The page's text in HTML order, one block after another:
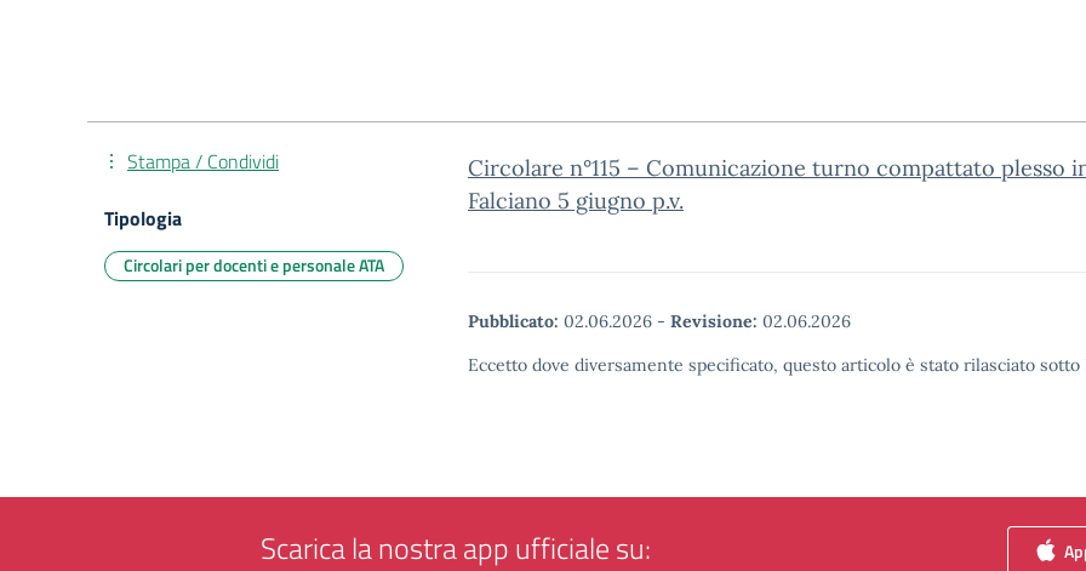
Circolare n°115 – Comunicazione turno compattato plesso
Falciano 5 giugno p.v.
Pubblicato: 02.06.2026 - Revisione: 02.06.2026
Eccetto dove diversamente specificato, questo articolo è stato rilasciato
Stampa / Condividi
Tipologia
Circolari per docenti e personale ATA
Scarica la nostra app ufficiale su: